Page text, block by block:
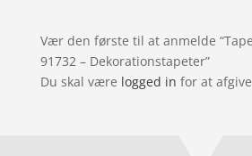
Vær den første til at anmelde
91732 – Dekorationstapeter”
Du skal være logged in for at